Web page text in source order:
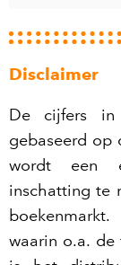
Disclaimer
De cijfers in
gebaseerd op
wordt een
inschatting te
waarin o.a. de